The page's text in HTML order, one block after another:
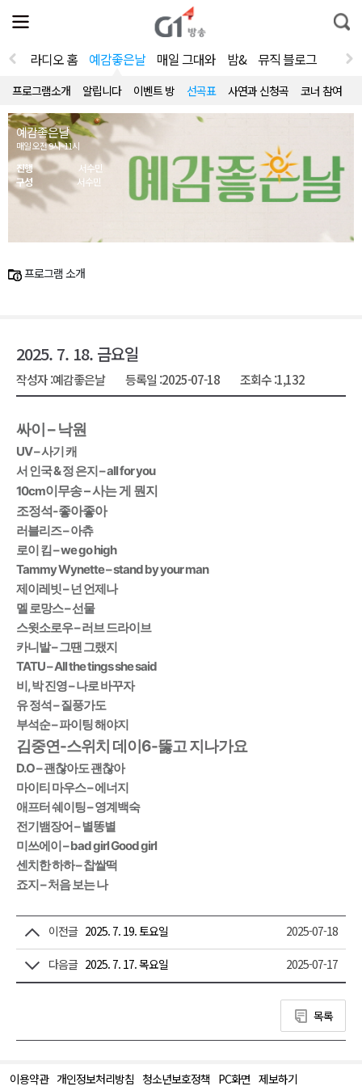
전
체
뉴
열
통
합
라디오 홈 예감좋은날 매일 그대와 밤& 뮤직 블로그
프로그램소개 알립니다 이벤트 방 선곡표 사연과 신청곡 코너 참여
예감좋은날
매일 오전 9시~11시
진행
서수민
구성
서수민
프로그램 소개
2025. 7. 18. 금요일
작성자 :예감좋은날 등록일 :2025-07-18 조회수 :1,132
싸이 – 낙원
UV – 사기 캐
서 인국 & 정 은지 – all for you
10cm이무송 – 사는 게 뭔지
조정석-좋아좋아
러블리즈 – 아츄
로이 킴 – we go high
Tammy Wynette – stand by your man
제이레빗 – 넌 언제나
멜 로망스 – 선물
스윗소로우 – 러브 드라이브
카니발 – 그땐 그랬지
TATU – All the tings she said
비, 박 진영 – 나로 바꾸자
유 정석 – 질풍가도
부석순 – 파이팅 해야지
김중연-스위치 데이6-뚫고 지나가요
D.O – 괜찮아도 괜찮아
마이티 마우스 – 에너지
애프터 쉐이팅 – 영계백숙
전기뱀장어 – 별똥별
미쓰에이 – bad girl Good girl
센치한 하하 – 찹쌀떡
죠지 – 처음 보는 나
이전글 2025. 7. 19. 토요일 2025-07-18
다음글 2025. 7. 17. 목요일 2025-07-17
목록
이용약관 개인정보처리방침 청소년보호정책 PC화면 제보하기